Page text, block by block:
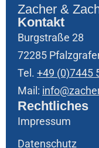
Zacher &
Kontakt
Burgstraße 28
72285
Tel. +49 (0)7445
Mail:
Rechtliches
Impressum
Datenschutz